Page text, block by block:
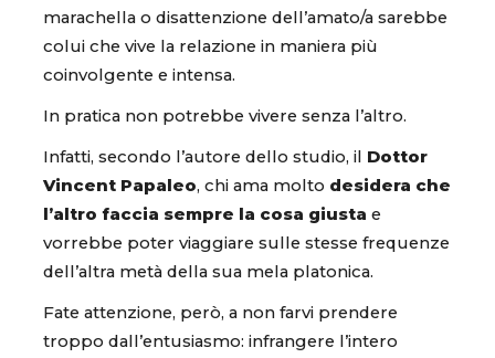
marachella o disattenzione dell’amato/a sarebbe
colui che vive la relazione in maniera più
coinvolgente e intensa.
In pratica non potrebbe vivere senza l’altro.
Infatti, secondo l’autore dello studio, il Dottor
Vincent Papaleo, chi ama molto desidera che
l’altro faccia sempre la cosa giusta e
vorrebbe poter viaggiare sulle stesse frequenze
dell’altra metà della sua mela platonica.
Fate attenzione, però, a non farvi prendere
troppo dall’entusiasmo: infrangere l’intero